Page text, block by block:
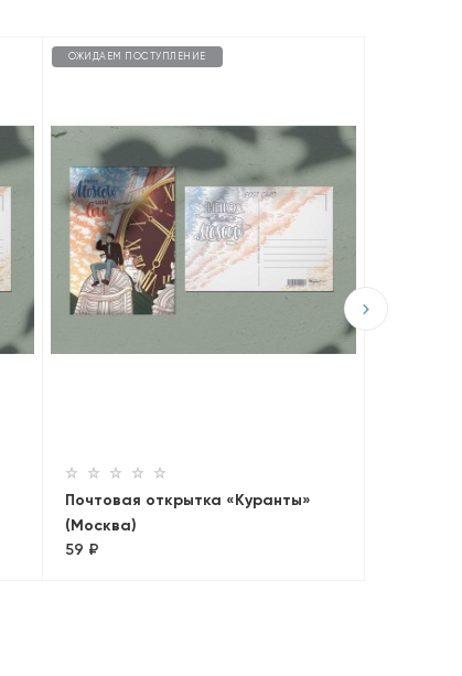
ОЖИДАЕМ ПОСТУПЛЕНИЕ
Почтовая открытка «Куранты»
(Москва)
59 ₽